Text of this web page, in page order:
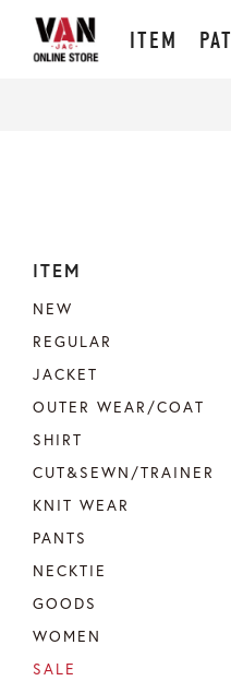
ITEM
ITEM
NEW
REGULAR
JACKET
OUTER WEAR/COAT
SHIRT
CUT&SEWN/TRAINER
KNIT WEAR
PANTS
NECKTIE
GOODS
WOMEN
SALE